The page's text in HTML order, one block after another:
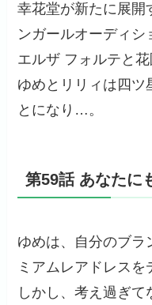
幸花堂が新たに展開
ンガールオーディ
エルザ フォルテと
ゆめとリリィは四ツ
とになり…。
第59話 あなたに
ゆめは、自分のブラ
ミアムレアドレスを
しかし、考え過ぎ